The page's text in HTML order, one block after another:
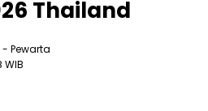
Thailand
- Pewarta
WIB